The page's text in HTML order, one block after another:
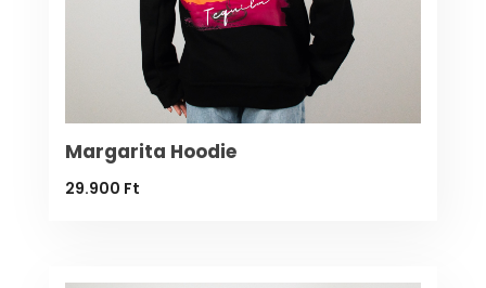
Margarita Hoodie
29.900 Ft